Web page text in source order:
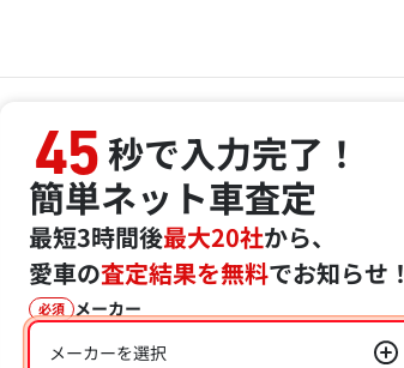
45秒で入力完了！
簡単ネット車査定
最短3時間後最大20社から、
愛車の査定結果を無料でお知らせ！
必須 メーカー
メーカーを選択